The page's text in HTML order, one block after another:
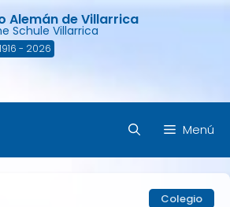
Alemán de Villarrica
Schule Villarrica
- 2026
Menú
Colegio